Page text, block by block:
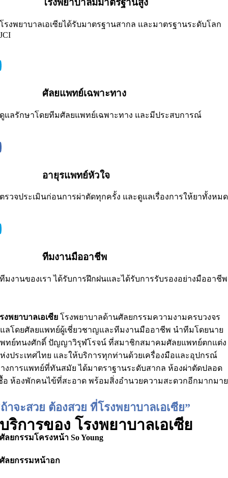
โรงพยาบาลมีมาตรฐานสูง
โรงพยาบาลเอเซียได้รับมาตรฐานสากล และมาตรฐานระดับโลก
JCI
ศัลยแพทย์เฉพาะทาง
ดูแลรักษาโดยทีมศัลยแพทย์เฉพาะทาง และมีประสบการณ์
อายุรแพทย์หัวใจ
ตรวจประเมินก่อนการผ่าตัดทุกครั้ง และดูแลเรื่องการให้ยาทั้งหมด
ทีมงานมืออาชีพ
ทีมงานของเรา ได้รับการฝึกฝนและได้รับการรับรองอย่างมืออาชีพ
งพยาบาลเอเซีย โรงพยาบาลด้านศัลยกรรมความงามครบวงจร
ลโดยศัลยแพทย์ผู้เชี่ยวชาญและทีมงานมืออาชีพ นำทีมโดยนาย
ทย์ทนงศักดิ์ ปัญญาวิรุฬโรจน์ ที่สมาชิกสมาคมศัลยแพทย์ตกแต่ง
งประเทศไทย และให้บริการทุกท่านด้วยเครื่องมือและอุปกรณ์
งการแพทย์ที่ทันสมัย ได้มาตราฐานระดับสากล ห้องผ่าตัดปลอด
อ ห้องพักคนไข้ที่สะอาด พร้อมสิ่งอำนวยความสะดวกอีกมากมาย
าจะสวย ต้องสวย ที่โรงพยาบาลเอเซีย”
บริการของ โรงพยาบาลเอเซีย
ศัลยกรรมโครงหน้า So Young
ศัลยกรรมหน้าอก